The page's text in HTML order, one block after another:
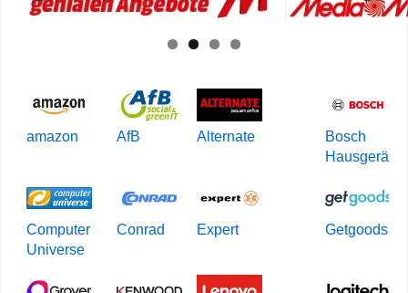
amazon AfB Alternate
Bosch
Hausgeräte
Computer
Universe
Conrad Expert Getgoods